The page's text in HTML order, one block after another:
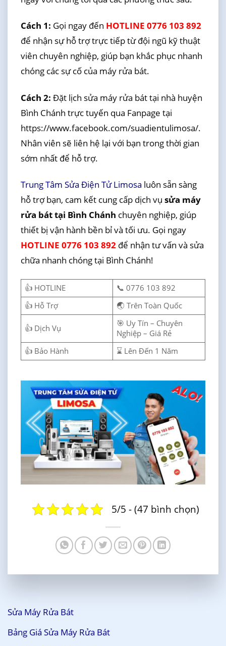
Cách 1: Gọi ngay đến HOTLINE 0776 103 892
để nhận sự hỗ trợ trực tiếp từ đội ngũ kỹ thuật
viên chuyên nghiệp, giúp bạn khắc phục nhanh
chóng các sự cố của máy rửa bát.
Cách 2: Đặt lịch sửa máy rửa bát tại nhà huyện
Bình Chánh trực tuyến qua Fanpage tại
https://www.facebook.com/suadientulimosa/.
Nhân viên sẽ liên hệ lại với bạn trong thời gian
sớm nhất để hỗ trợ.
Trung Tâm Sửa Điện Tử Limosa luôn sẵn sàng
hỗ trợ bạn, cam kết cung cấp dịch vụ sửa máy
rửa bát tại Bình Chánh chuyên nghiệp, giúp
thiết bị vận hành bền bỉ và tối ưu. Gọi ngay
HOTLINE 0776 103 892để nhận tư vấn và sửa
chữa nhanh chóng tại Bình Chánh!
👍 HOTLINE
📞 0776 103 892
👍 Hỗ Trợ
🌏 Trên Toàn Quốc
👍 Dịch Vụ
🎯 Uy Tín – Chuyên
Nghiệp – Giá Rẻ
👍 Bảo Hành
⌛ Lên Đến 1 Năm
5/5 - (47 bình chọn)
Sửa Máy Rửa Bát
Bảng Giá Sửa Máy Rửa Bát